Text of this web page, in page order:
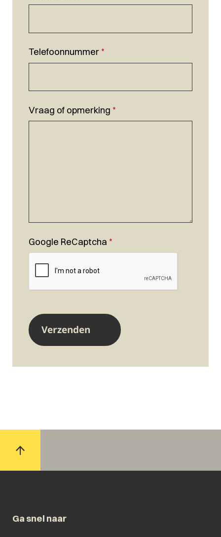
Telefoonnummer*
Vraag of opmerking *
Google ReCaptcha *
Ga snel naar